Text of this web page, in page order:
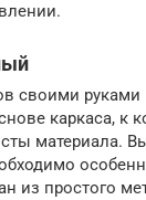
своими руками
каркаса, к
материала.
из простого